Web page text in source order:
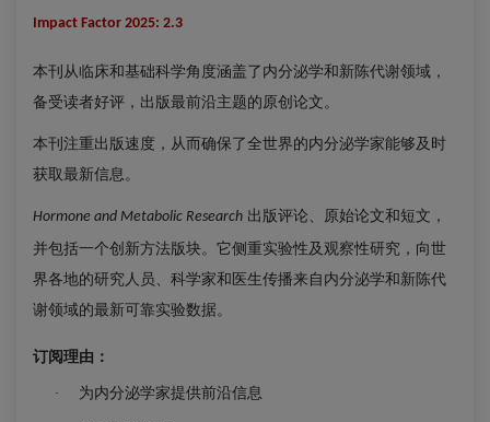
Impact Factor 2025: 2.3
本刊从临床和基础科学角度涵盖了内分泌学和新陈代谢领域，
备受读者好评，出版最前沿主题的原创论文。
本刊注重出版速度，从而确保了全世界的内分泌学家能够及时
获取最新信息。
Hormone and Metabolic Research 出版评论、原始论文和短文，
并包括一个创新方法版块。它侧重实验性及观察性研究，向世
界各地的研究人员、科学家和医生传播来自内分泌学和新陈代
谢领域的最新可靠实验数据。
订阅理由：
· 为内分泌学家提供前沿信息